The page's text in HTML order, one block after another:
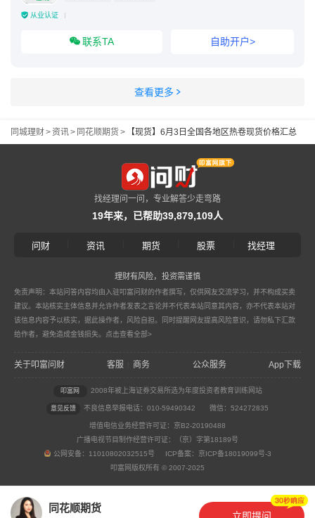
从业认证
联系TA 自助开户>
查看更多
同城理财>资讯> 同花顺期货> 【现货】6月3日全国各地区热卷现货价格汇总
同花顺期货
找经理问一问，专业解答少走弯路
19年来，已帮助39,879,109人
问财 资讯 期货 股票 找经理
理财有风险，投资需谨慎
免责声明：本站问答内容均由入驻叩富问财的作者撰写，仅供网友交流学习，并不构成买卖
建议。本站核实主体信息并允许作者发表之言论并不代表本站同意其内容，亦不代表本站对
该信息内容予以核实，据此操作者，风险自担。同时提醒网友提高风险意识，请勿私下汇款
给作者，避免造成金钱损失。 点击查看全部>
关于叩富问财 客服 商务 公众服务 App下载
叩富网 2008年被上海证券交易所选为年度投资者教育训练网站
意见反馈 不良信息举报电话：010-59490342 微信：524272835
增值电信业务经营许可证：京B2-20190488
广播电视节目制作经营许可证：（京）字第18189号
公网安备：11010802032515号 ICP备案：京ICP备18019099号-3
叩富网版权所有 © 2007-2025